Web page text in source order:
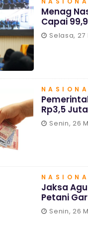
Menag
Capai
Selasa, 27
Rp3,5
Senin, 26
Jaksa
Petani
Senin, 26